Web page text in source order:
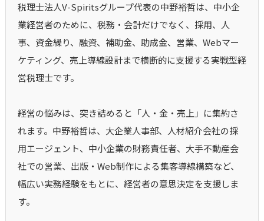
税理士法人V-Spiritsグループ代表の中野裕哲は、中小企
業経営者のために、税務・会計だけでなく、採用、人
事、資金繰り、融資、補助金、助成金、営業、Webマー
ケティング、売上導線設計まで横断的に支援する実戦型経
営税理士です。
経営の悩みは、突き詰めると「人・金・売上」に集約さ
れます。中野裕哲は、大企業人事部、人材紹介会社の採
用エージェント、中小企業の財務責任者、大手不動産会
社での営業、出版・Web制作による集客導線構築など、
幅広い実務経験をもとに、経営者の意思決定を支援しま
す。